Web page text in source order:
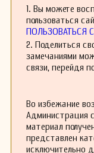
1. Вы можете
пользоваться
ПОЛЬЗОВАТЬСЯ
2. Поделиться
замечаниями
связи, перейдя
Во избежание
Администрация
материал
представлен
исключительно